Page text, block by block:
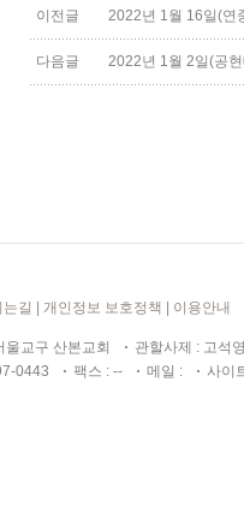
이전글 2022년 1월 16일(연
다음글 2022년 1월 2일(공
길 개인정보 보호정책 이용안내
울교구 산본교회
관할사제 : 고
0443
팩스 : -- 메일 : 사이